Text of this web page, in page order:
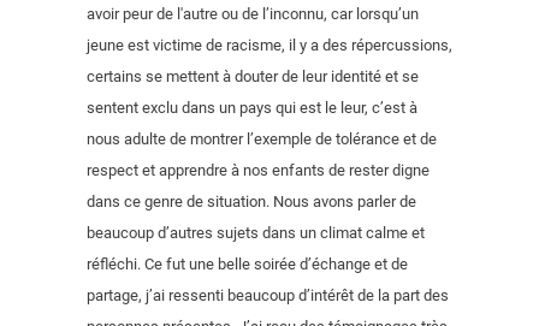
avoir peur de l'autre ou de l’inconnu, car lorsqu’un
jeune est victime de racisme, il y a des répercussions,
certains se mettent à douter de leur identité et se
sentent exclu dans un pays qui est le leur, c’est à
nous adulte de montrer l’exemple de tolérance et de
respect et apprendre à nos enfants de rester digne
dans ce genre de situation. Nous avons parler de
beaucoup d’autres sujets dans un climat calme et
réfléchi. Ce fut une belle soirée d’échange et de
partage, j’ai ressenti beaucoup d’intérêt de la part des